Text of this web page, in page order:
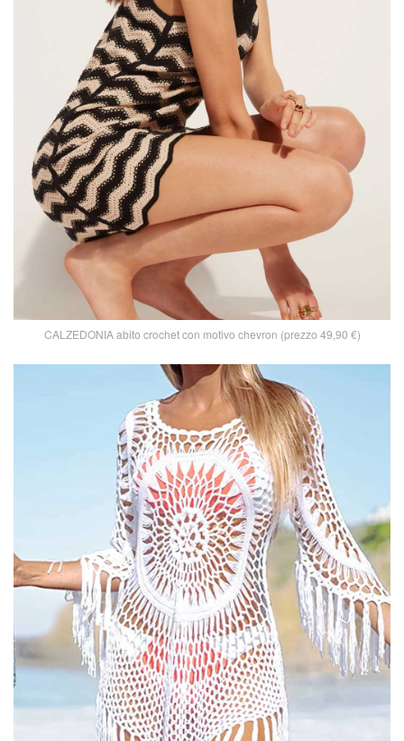
CALZEDONIA abito crochet con motivo chevron (prezzo 49,90 €)